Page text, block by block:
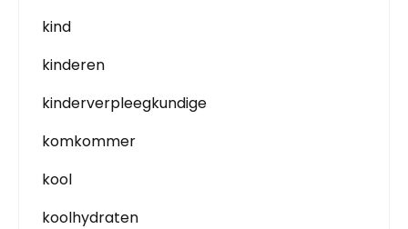
kind
kinderen
kinderverpleegkundige
komkommer
kool
koolhydraten